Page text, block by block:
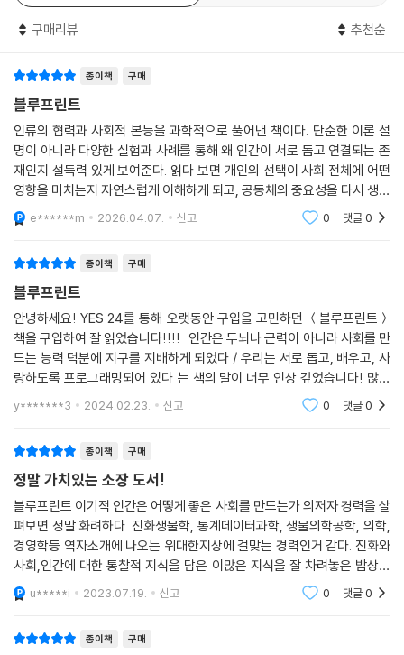
능력을 비롯해 탄복할 만한” 공통점이 훨씬 더 많다고. 우리는 그동안 부족
반면, 이 밝은 면은 너무 등한시해왔다고.
저자는 이 책을 통해 “우리를 분열시키는 것보다 하나로 묶는 것이 더 많으
며, 사회는 기본적으로 선하다”라는 진실을 일깨운다. “모든 인간은 세상
에서 의미를 찾고, 가족을 사랑하고, 친구들과 즐겁게 어울리고, 가치 있게
여기는 것들을 서로에게 가르치고, 집단을 이루어 협력한다.” 크리스타키
스 교수는 이런 공통된 인간성을 “사회성 모둠”이라고 부르면서 구체적으
로 “개인 정체성 소유와 식별” “짝과 자녀를 향한 사랑” “우정” “사회 연
결망” “협력” “내집단 편애(자기 집단 선호)” “온건한 계층 구조(상대적
평등주의)” “사회 학습과 사회 교육”이라는 8가지 형질(특성 또는 능력)
을 제시한다.
이 책은 이러한 “밝은 면이 왜, 어떻게 우리 본성으로 진화해왔는지”를 과
학적으로 입증해 보인다. 오늘날 우리는 “좌와 우, 도시와 시골, 종교와 무
종교, 내부자와 외부자, 가진 자와 못 가진 자”로 나뉜 세상, “정치 양극화
와 경제 불평등”이 정점에 달한 시대를 살고 있는 듯하다. 그럼에도 결국
우리는 서로 알고, 돕고, 배우고, 사랑할 수밖에 없는 운명을 타고난다. 선
한 본성과 좋은 사회를 만드는 능력이 장구한 진화 역사 속에서 자연선택
리 분열과 차별, 증오와 폭력이 난무하더라도 우리는 이 청사진에서 벗어
날 수 없다. 그럴 경우 번영은커녕 생존 자체가 불가능함을 진화의 역사가
증명하고 있기 때문이다.
9000만 년 전 포유류 공통 조상으로부터 진화해 30만 년 전 출현한 호모
사피엔스가 오늘날 가장 번성한 종, 세계를 정복한 종이 될 수 있었던 요인
도 바로 여기에 있다. 저자에 따르면 인류가 지구를 지배할 수 있게 된 건
두뇌나 근력 때문이 아니다. 함께 뭉쳐서 사회를 만드는 이 능력 덕분이다.
1864년 인버콜드호와 그래프턴호가 오클랜드섬 반대편 해역에서 각각
구매리뷰 추천순
종이책 구매
블루프린트
인류의 협력과 사회적 본능을 과학적으로 풀어낸 책이다. 단순한 이론 설
명이 아니라 다양한 실험과 사례를 통해 왜 인간이 서로 돕고 연결되는 존
재인지 설득력 있게 보여준다. 읽다 보면 개인의 선택이 사회 전체에 어떤
영향을 미치는지 자연스럽게 이해하게 되고, 공동체의 중요성을 다시 생각
하게 만든다. 다소 어려운 개념도 있지만 전반적으로 흥미롭게 읽히는 교
양서다.
e******m 2026.04.07. 신고 0 댓글0
종이책 구매
블루프린트
안녕하세요! YES 24를 통해 오랫동안 구입을 고민하던 ＜블루프린트＞
책을 구입하여 잘 읽었습니다!!!! 인간은 두뇌나 근력이 아니라 사회를 만
드는 능력 덕분에 지구를 지배하게 되었다 / 우리는 서로 돕고, 배우고, 사
랑하도록 프로그래밍되어 있다 는 책의 말이 너무 인상 깊었습니다! 많은
분들이 이 책을 읽어보셨으면 좋겠습니다! 감사합니다~
y*******3 2024.02.23. 신고 0 댓글0
종이책 구매
정말 가치있는 소장 도서!
블루프린트 이기적 인간은 어떻게 좋은 사회를 만드는가 의저자 경력을 살
펴보면 정말 화려하다. 진화생물학, 통계데이터과학, 생물의학공학, 의학,
경영학등 역자소개에 나오는 위대한지상에 걸맞는 경력인거 같다. 진화와
사회,인간에 대한 통찰적 지식을 담은 이많은 지식을 잘 차려놓은 밥상을
받아 수저만 뜨는격인 이 책을 읽는 독자들은 정말 행운인거 같다. 정말 3
만원 가까운 책
u*****i 2023.07.19. 신고 0 댓글0
종이책 구매